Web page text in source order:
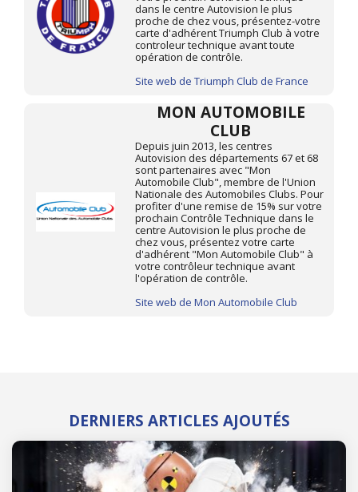
dans le centre Autovision le plus
proche de chez vous, présentez-votre
carte d'adhérent Triumph Club à votre
controleur technique avant toute
opération de contrôle.
Site web de Triumph Club de France
MON AUTOMOBILE
CLUB
Depuis juin 2013, les centres
Autovision des départements 67 et 68
sont partenaires avec "Mon
Automobile Club", membre de l'Union
Nationale des Automobiles Clubs. Pour
profiter d'une remise de 15% sur votre
prochain Contrôle Technique dans le
centre Autovision le plus proche de
chez vous, présentez votre carte
d'adhérent "Mon Automobile Club" à
votre contrôleur technique avant
l'opération de contrôle.
Site web de Mon Automobile Club
DERNIERS ARTICLES AJOUTÉS